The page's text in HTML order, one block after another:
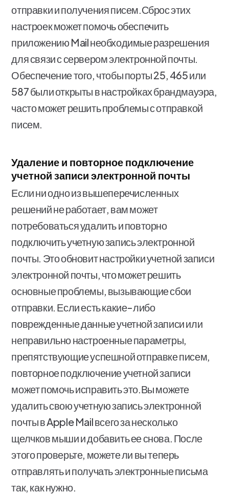
отправки и получения писем.Сброс этих
настроек может помочь обеспечить
приложению Mail необходимые разрешения
для связи с сервером электронной почты.
Обеспечение того, чтобы порты 25, 465 или
587 были открыты в настройках брандмауэра,
часто может решить проблемы с отправкой
писем.
Удаление и повторное подключение
учетной записи электронной почты
Если ни одно из вышеперечисленных
решений не работает, вам может
потребоваться удалить и повторно
подключить учетную запись электронной
почты. Это обновит настройки учетной записи
электронной почты, что может решить
основные проблемы, вызывающие сбои
отправки. Если есть какие-либо
поврежденные данные учетной записи или
неправильно настроенные параметры,
препятствующие успешной отправке писем,
повторное подключение учетной записи
может помочь исправить это.Вы можете
удалить свою учетную запись электронной
почты в Apple Mail всего за несколько
щелчков мыши и добавить ее снова. После
этого проверьте, можете ли вы теперь
отправлять и получать электронные письма
так, как нужно.